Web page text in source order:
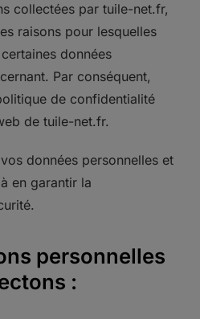
collectées par tuile-net.fr,
raisons pour lesquelles
données
Par conséquent,
de confidentialité
de tuile-net.fr.
données personnelles et
en garantir la
personnelles
: